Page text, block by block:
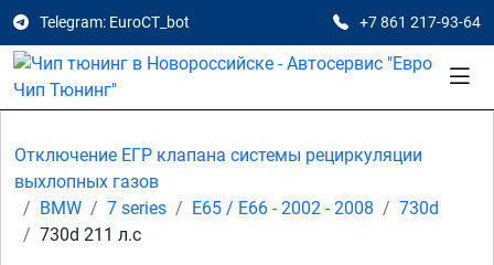
Telegram: EuroCT_bot +7 861 217-93-64
Отключение ЕГР клапана системы рециркуляции
выхлопных газов
BMW
7 series E65 / E66 - 2002 - 2008
730d
730d 211 л.с